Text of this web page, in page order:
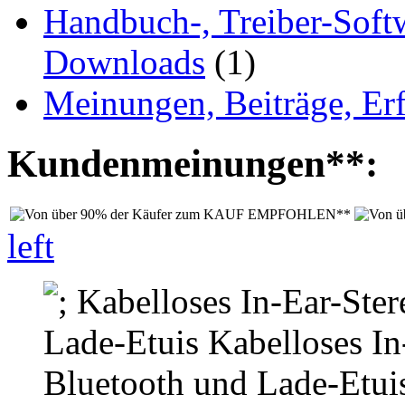
Handbuch-, Treiber-
Downloads (1)
Meinungen, Beiträge,
Kundenmeinungen**:
left